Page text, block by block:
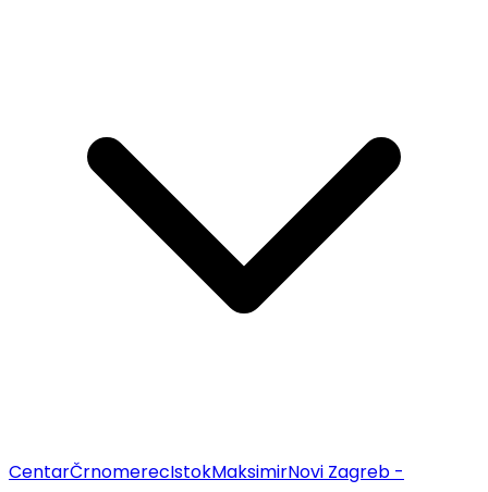
CentarČrnomerecIstokMaksimirNovi Zagreb -